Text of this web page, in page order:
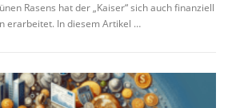
Rasens hat der „Kaiser“ sich auch finanziell
erarbeitet. In diesem Artikel …